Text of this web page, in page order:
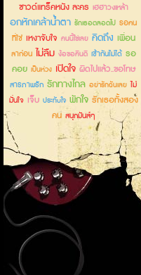
ซาวด์แทร็คหนัง ละคร เฮฮาวงเหล้า
อกหักเคล้าน้ำตา รักเธอตลอดไป รอคน
ที่ใช่ เหงาจับใจ คนนี้ใช่เลย คิดถึง เพื่อน
ลาก่อน ไม่ลืม ง้อขอคืนดี เข้ากันไม่ได้ รอ
คอย เป็นห่วง เปิดใจ ผิดไปแล้ว..ขอโทษ
สารภาพรัก รักทางไกล อย่ารักฉันเลย ไม่
มั่นใจ เจ็บ ประทับใจ พักใจ รักเธอทั้งสอง
คน สนุกมันส์ๆ